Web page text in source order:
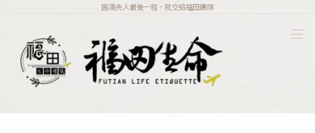
圓滿先人最後一程，就交給福田團隊